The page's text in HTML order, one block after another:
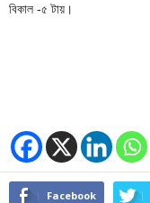
বিকাল -৫ টায়।
Facebook